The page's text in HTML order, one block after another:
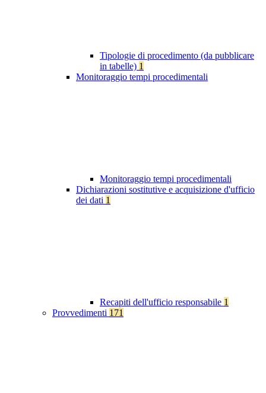
Tipologie di procedimento (da pubblicare
in tabelle) 1
Monitoraggio tempi procedimentali
Monitoraggio tempi procedimentali
Dichiarazioni sostitutive e acquisizione d'ufficio
dei dati 1
Recapiti dell'ufficio responsabile 1
Provvedimenti 171